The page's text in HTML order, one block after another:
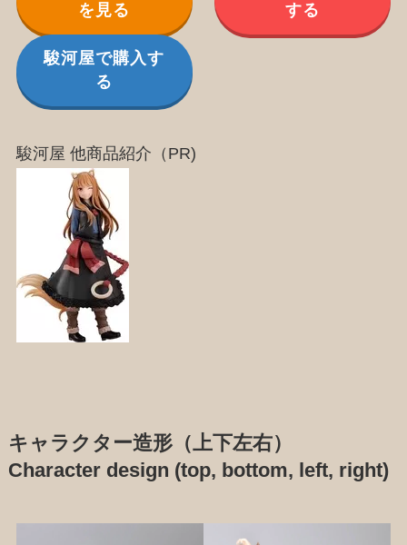
を見る
する
駿河屋で購入す
る
駿河屋 他商品紹介（PR)
キャラクター造形（上下左右）
Character design (top, bottom, left, right)